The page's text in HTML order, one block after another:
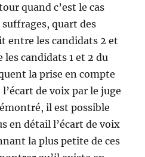
quand c’est le cas
quart des
entre les candidats 2 et
candidats 1 et 2 du
la prise en compte
de voix par le juge
il est possible
en détail l’écart de voix
la plus petite de ces